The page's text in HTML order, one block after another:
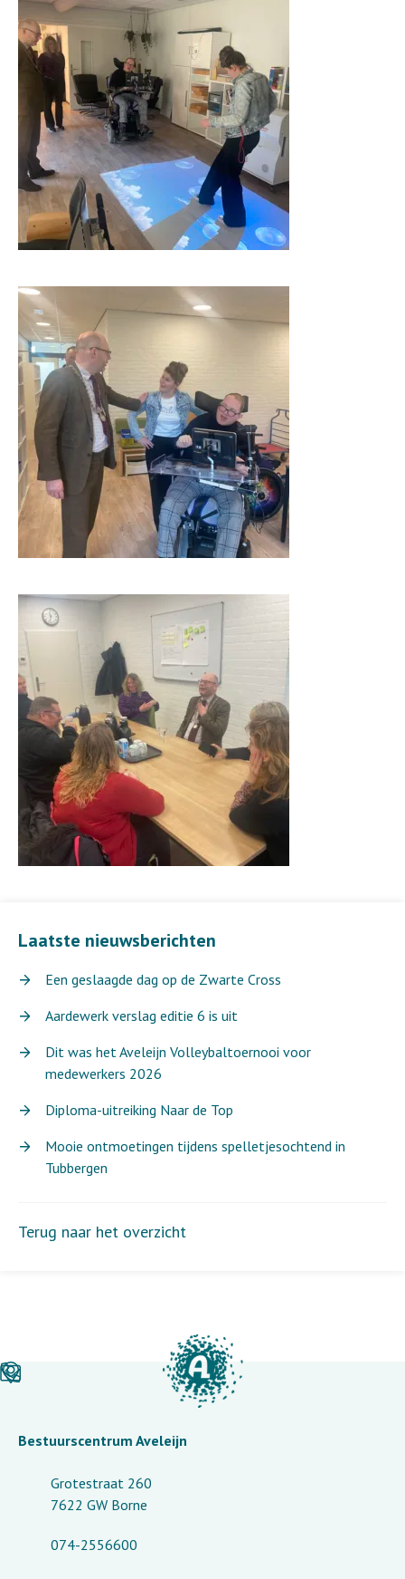
Laatste nieuwsberichten
Een geslaagde dag op de Zwarte Cross
Aardewerk verslag editie 6 is uit
Dit was het Aveleijn Volleybaltoernooi voor
medewerkers 2026
Diploma-uitreiking Naar de Top
Mooie ontmoetingen tijdens spelletjesochtend in
Tubbergen
Terug naar het overzicht
Bestuurscentrum Aveleijn
Grotestraat 260
7622 GW Borne
074-2556600